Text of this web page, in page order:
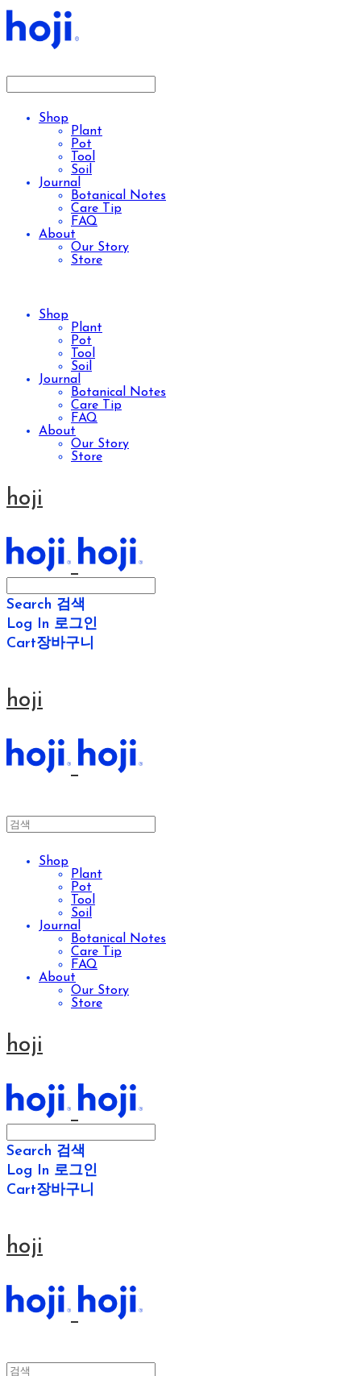
Shop
Plant
Pot
Tool
Soil
Journal
Botanical Notes
Care Tip
FAQ
About
Our Story
Store
Shop
Plant
Pot
Tool
Soil
Journal
Botanical Notes
Care Tip
FAQ
About
Our Story
Store
hoji
Search 검색
Log In 로그인
Cart장바구니
hoji
Shop
Plant
Pot
Tool
Soil
Journal
Botanical Notes
Care Tip
FAQ
About
Our Story
Store
hoji
Search 검색
Log In 로그인
Cart장바구니
hoji